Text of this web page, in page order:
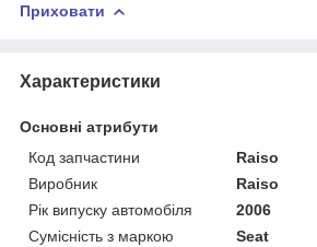
Приховати
Характеристики
Основні атрибути
Код запчастини
Raiso
Виробник
Raiso
Рік випуску автомобіля
2006
Сумісність з маркою
Seat